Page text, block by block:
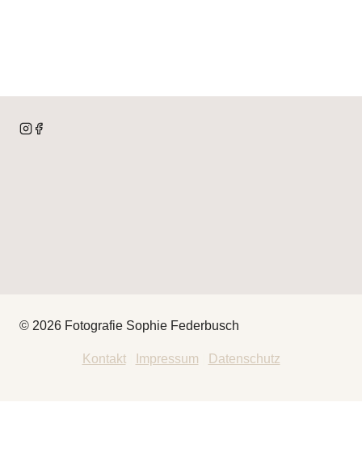
© 2026 Fotografie Sophie Federbusch
Kontakt| Impressum Datenschutz